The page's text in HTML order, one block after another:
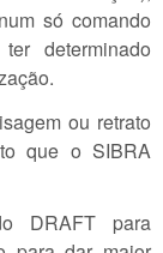
só comando
determinado
ou retrato
que o SIBRA
DRAFT para